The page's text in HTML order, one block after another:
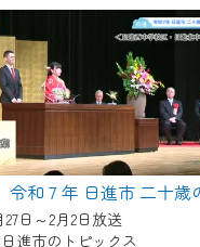
27日～2月2日放送
進市のトピックス